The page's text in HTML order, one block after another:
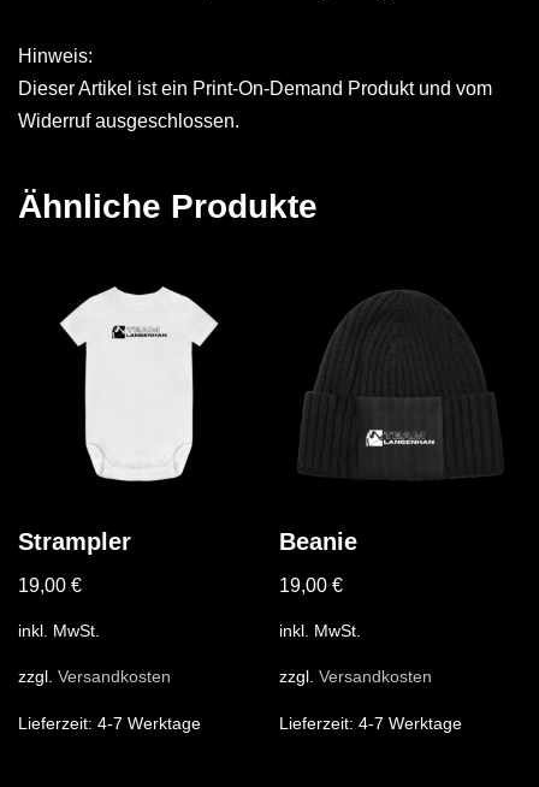
Hinweis:
Dieser Artikel ist ein Print-On-Demand Produkt und vom
Widerruf ausgeschlossen.
Ähnliche Produkte
Strampler
19,00 €
inkl. MwSt.
zzgl. Versandkosten
Lieferzeit: 4-7 Werktage
Beanie
19,00€
inkl. MwSt.
zzgl.Versandkosten
Lieferzeit:4-7 Werktage